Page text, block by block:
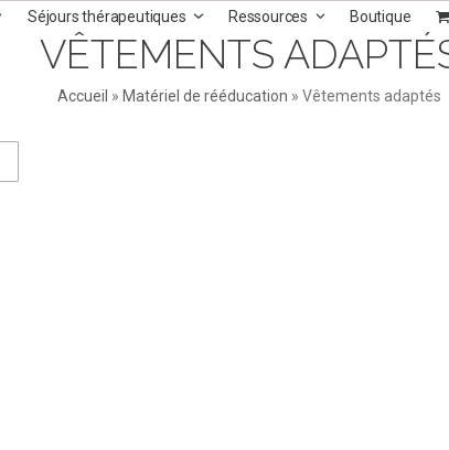
Séjours thérapeutiques Ressources Boutique
VÊTEMENTS
Accueil » Matériel de rééducation »Vêtements adaptés